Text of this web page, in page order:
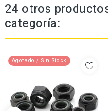
24 otros
categoría:
Agotado / Sin Stock